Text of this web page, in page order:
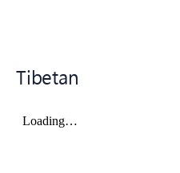
Tibetan